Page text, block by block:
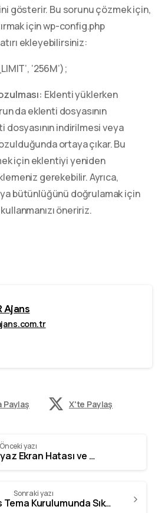
gösterir. Bu sorunu çözmek için,
için wp-config.php
ekleyebilirsiniz:
‘256M’);
Eklenti yüklerken
da eklenti dosyasının
dosyasının indirilmesi veya
ortaya çıkar. Bu
için eklentiyi yeniden
gerekebilir. Ayrıca,
bütünlüğünü doğrulamak için
öneririz.
Ajans
Paylaş X'te Paylaş
Önceki yazı
WordPress Beyaz Ekran Hatası ve Çözümü
Sonraki yazı
WordPress Tema Kurulumunda Sıkça Yapılan Hatalar